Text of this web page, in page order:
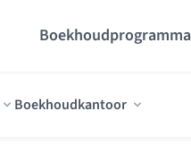
Boekhoudprogramma
Boekhoudkantoor